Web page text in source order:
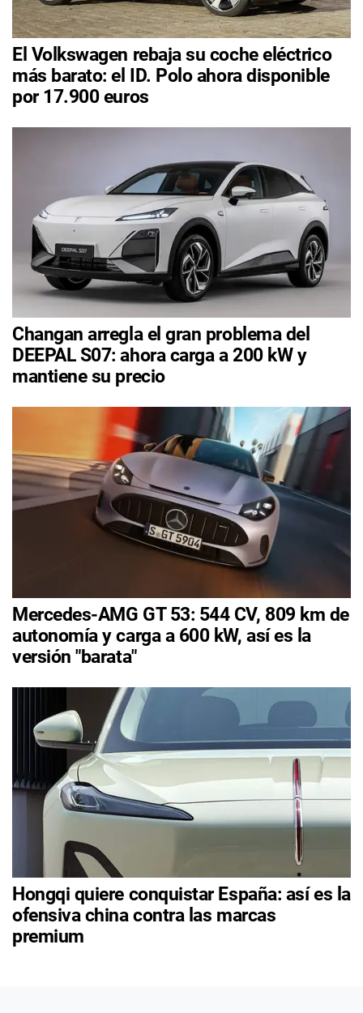
El Volkswagen rebaja su coche eléctrico
más barato: el ID. Polo ahora disponible
por 17.900 euros
Changan arregla el gran problema del
DEEPAL S07: ahora carga a 200 kW y
mantiene su precio
Mercedes-AMG GT 53: 544 CV, 809 km de
autonomía y carga a 600 kW, así es la
versión "barata"
Hongqi quiere conquistar España: así es la
ofensiva china contra las marcas
premium